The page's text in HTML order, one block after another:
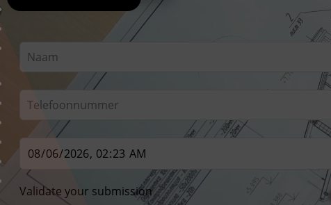
Leave
blank
Validate your submission